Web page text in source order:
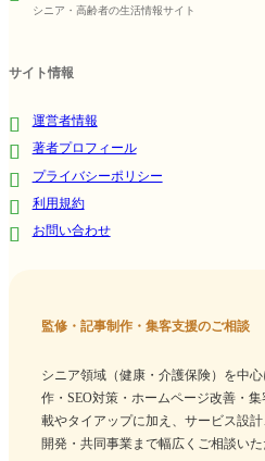
シニア・高齢者の生活情報サイト
サイト情報
運営者情報
著者プロフィール
プライバシーポリシー
利用規約
お問い合わせ
監修・記事制作・集客支援のご相談
シニア領域（健康・介護保険）を中
作・SEO対策・ホームページ改善・
載やタイアップに加え、サービス設
開発・共同事業まで幅広くご相談いた